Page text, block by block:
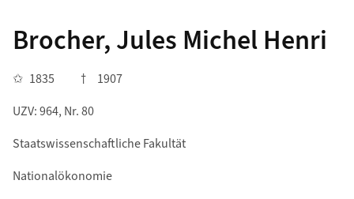
Brocher, Jules Michel Henri
✩ 1835 †
1907
UZV: 964, Nr. 80
Staatswissenschaftliche Fakultät
Nationalökonomie